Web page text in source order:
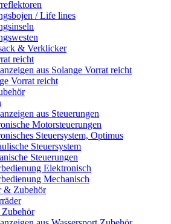
/ Life lines
& Verklicker
reicht
aus Solange Vorrat reicht
Vorrat reicht
aus Steuerungen
Motorsteuerungen
Steuersystem, Optimus
Steuersystem
Steuerungen
Elektronisch
Mechanisch
& Zubehör
Zubehör